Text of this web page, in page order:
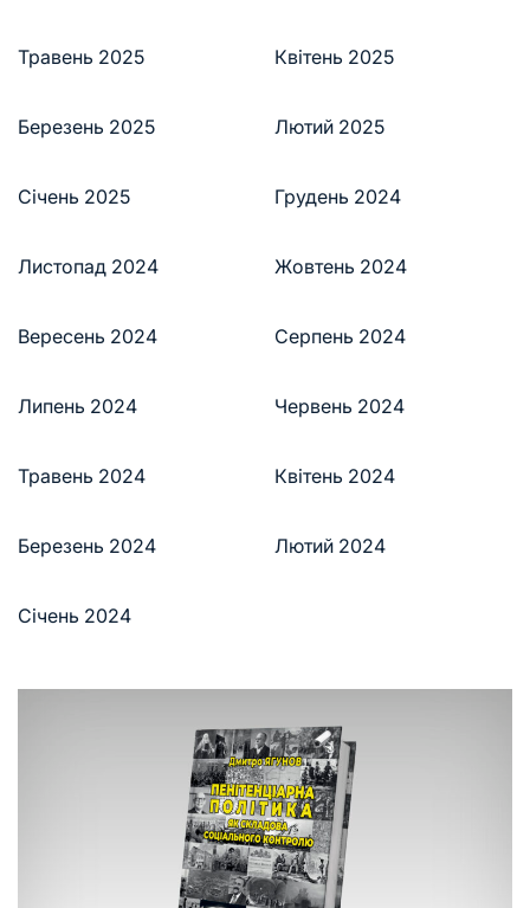
Травень 2025 Квітень 2025
Березень 2025 Лютий 2025
Січень 2025 Грудень 2024
Листопад 2024 Жовтень 2024
Вересень 2024 Серпень 2024
Липень 2024 Червень 2024
Травень 2024 Квітень 2024
Березень 2024 Лютий 2024
Січень 2024